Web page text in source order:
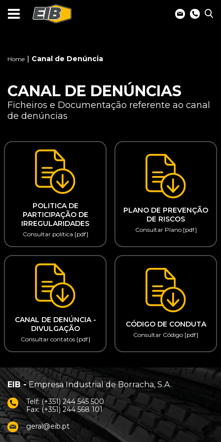
Home Canal de Denúncia
CANAL DE DENÚNCIAS
Ficheiros e Documentação referente ao canal
de denúncias
POLITICA DE
PARTICIPAÇÃO DE
IRREGULARIDADES
Consultar política [pdf]
PLANO DE PREVENÇÃO
DE RISCOS
Consultar Plano [pdf]
CANAL DE DENÚNCIA -
DIVULGAÇÃO
Consultar contatos [pdf]
CÓDIGO DE CONDUTA
Consultar Código [pdf]
EIB -Empresa Industrial de Borracha, S.A.
Telf: (+351) 244 545 500
Fax: (+351) 244 568 101
geral@eib.pt